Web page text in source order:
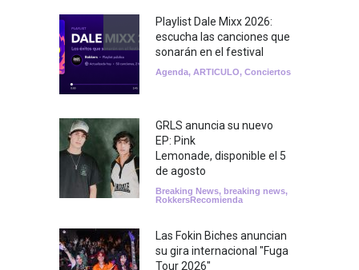
Playlist Dale Mixx 2026:
escucha las canciones que
sonarán en el festival
Agenda, ARTICULO, Conciertos
GRLS anuncia su nuevo
EP: Pink
Lemonade, disponible el 5
de agosto
Breaking News, breaking news,
RokkersRecomienda
Las Fokin Biches anuncian
su gira internacional "Fuga
Tour 2026"